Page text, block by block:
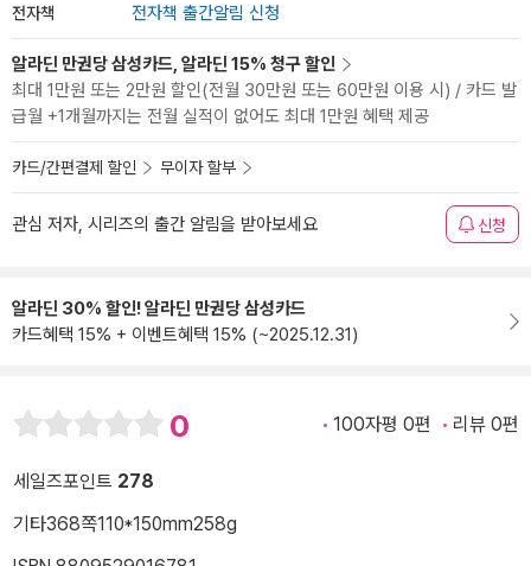
전자책 전자책 출간알림 신청
알라딘 만권당 삼성카드, 알라딘 15% 청구 할인
최대 1만원 또는 2만원 할인(전월 30만원 또는 60만원 이용 시) / 카드 발
급월 +1개월까지는 전월 실적이 없어도 최대 1만원 혜택 제공
카드/간편결제 할인 무이자 할부
관심 저자, 시리즈의 출간 알림을 받아보세요 신청
알라딘 30% 할인! 알라딘 만권당 삼성카드
카드혜택 15% + 이벤트혜택 15% (~2025.12.31)
0 100자평 0편 리뷰 0편
세일즈포인트 278
기타368쪽110*150mm258g